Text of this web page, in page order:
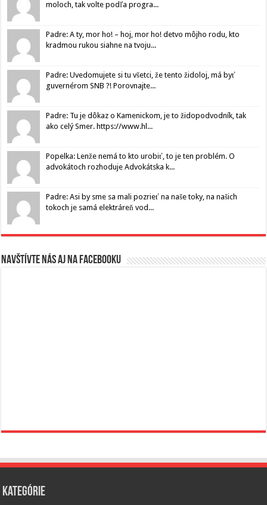
moloch, tak volte podľa progra...
Padre: A ty, mor ho! – hoj, mor ho! detvo môjho rodu, kto
kradmou rukou siahne na tvoju...
Padre: Uvedomujete si tu všetci, že tento židoloj, má byť
guvernérom SNB ?! Porovnajte...
Padre: Tu je dôkaz o Kamenickom, je to židopodvodník, tak
ako celý Smer. https://www.hl...
Popelka: Lenže nemá to kto urobiť, to je ten problém. O
advokátoch rozhoduje Advokátska k...
Padre: Asi by sme sa mali pozrieť na naše toky, na našich
tokoch je samá elektráreň vod...
Navštívte nás aj na Facebooku
Kategórie